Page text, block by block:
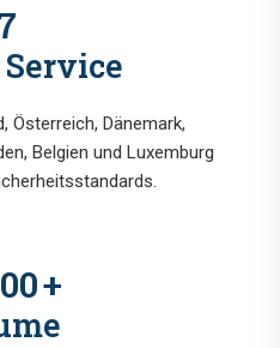
Österreich, Dänemark,
Belgien und Luxemburg
+